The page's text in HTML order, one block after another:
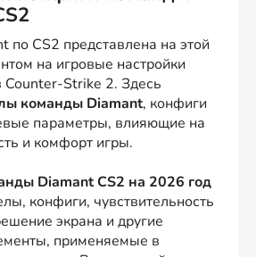
по CS2 представлена на этой
на игровые настройки
Counter-Strike 2. Здесь
команды Diamant, конфиги
параметры, влияющие на
и комфорт игры.
Diamant CS2 на 2026 год
конфиги, чувствительность
экрана и другие
применяемые в